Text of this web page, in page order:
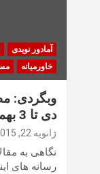
آمادور نویدی
خاورمیانه
دی تا 3 بهمن 1393
ژانویه 22, 2015
نگاهی به
رسانه های